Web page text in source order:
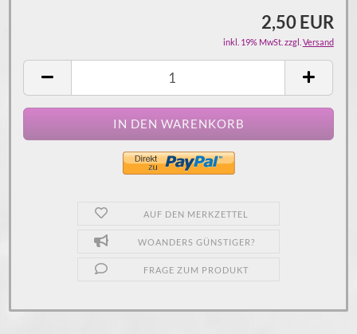
2,50 EUR
inkl. 19% MwSt. zzgl. Versand
AUF DEN MERKZETTEL
WOANDERS GÜNSTIGER?
FRAGE ZUM PRODUKT